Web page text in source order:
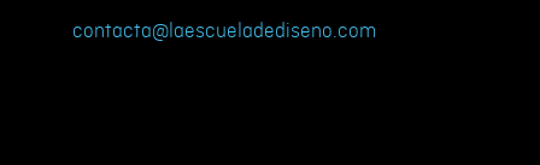
contacta@laescueladediseno.com